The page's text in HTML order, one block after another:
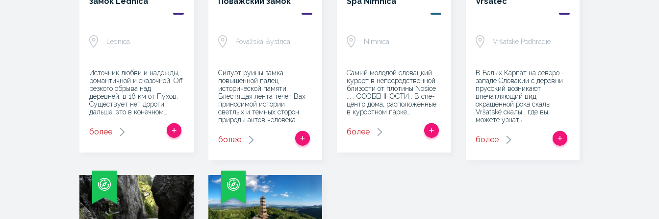
Lednica
Источник любви и надежды,
романтичной и сказочной. Off
резкого обрыва над
деревней, в 16 км от Пухов.
Существует нет дороги
дальше, это в конечном…
более
Považská Bystrica
Силуэт руины замка
повышенной палец
исторической памяти.
Блестящая лента течет Вах
приносимой истории
светлых и темных сторон
природы актов человека…
более
Nimnica
Самый молодой словацкий
курорт в непосредственной
близости от плотины Nosice
... . ОСОБЕННОСТИ . В спе-
центр дома, расположенные
в курортном парке…
более
Vršatské Podhradie
В Белых Карпат на северо -
западе Словакии с деревни
прусский возникают
впечатляющий вид
окрашенной рока скалы
Vršatské скалы , где вы
можете узнать…
более